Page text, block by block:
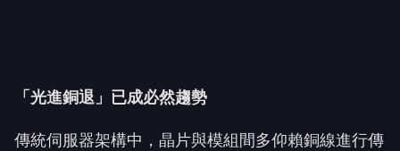
「光進銅退」已成必然趨勢
傳統伺服器架構中，晶片與模組間多仰賴銅線進行傳